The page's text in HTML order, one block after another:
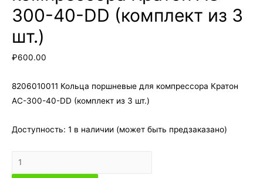
300-40-DD (комплект из 3
шт.)
₽600.00
8206010011 Кольца поршневые для компрессора Кратон
AC-300-40-DD (комплект из 3 шт.)
Доступность: 1 в наличии (может быть предзаказано)
Количество
товара